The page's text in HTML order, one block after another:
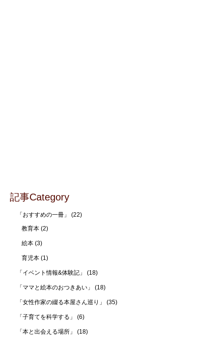
記事Category
「おすすめの一冊」
(22)
教育本 (2)
絵本 (3)
育児本 (1)
「イベント情報&体験記」 (18)
「ママと絵本のおつきあい」 (18)
「女性作家の綴る本屋さん巡り」 (35)
「子育てを科学する」 (6)
「本と出会える場所」 (18)